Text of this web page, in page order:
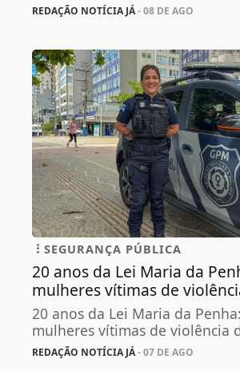
REDAÇÃO NOTÍCIA JÁ- 08 DE AGO
SEGURANÇA PÚBLICA
20 anos da Lei Maria da
mulheres vítimas de
20 anos da Lei Maria da
mulheres vítimas de violência
REDAÇÃO NOTÍCIA JÁ- 07 DE AGO